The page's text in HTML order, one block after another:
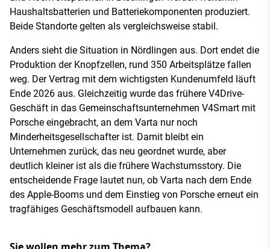
Haushaltsbatterien und Batteriekomponenten produziert.
Beide Standorte gelten als vergleichsweise stabil.
Anders sieht die Situation in Nördlingen aus. Dort endet die
Produktion der Knopfzellen, rund 350 Arbeitsplätze fallen
weg. Der Vertrag mit dem wichtigsten Kundenumfeld läuft
Ende 2026 aus. Gleichzeitig wurde das frühere V4Drive-
Geschäft in das Gemeinschaftsunternehmen V4Smart mit
Porsche eingebracht, an dem Varta nur noch
Minderheitsgesellschafter ist. Damit bleibt ein
Unternehmen zurück, das neu geordnet wurde, aber
deutlich kleiner ist als die frühere Wachstumsstory. Die
entscheidende Frage lautet nun, ob Varta nach dem Ende
des Apple-Booms und dem Einstieg von Porsche erneut ein
tragfähiges Geschäftsmodell aufbauen kann.
Sie wollen mehr zum Thema?